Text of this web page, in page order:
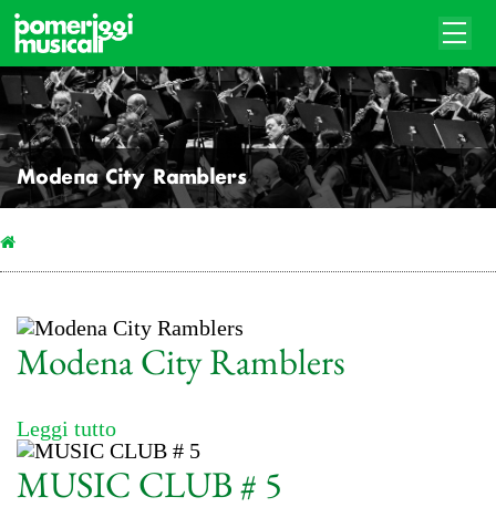
Modena City Ramblers
Modena City Ramblers
Leggi tutto
MUSIC CLUB # 5